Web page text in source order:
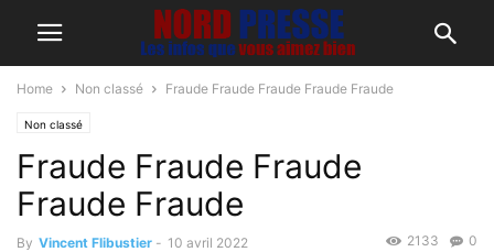
Home Non classé Fraude Fraude Fraude Fraude Fraude
Non classé
Fraude Fraude Fraude
Fraude Fraude
By Vincent Flibustier - 10 avril 2022 0
2133